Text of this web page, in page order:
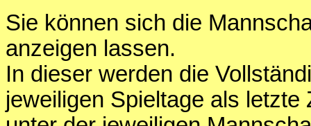
Sie können sich die
anzeigen lassen.
In dieser werden die
jeweiligen Spieltage als letzte